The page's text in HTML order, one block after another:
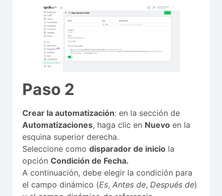
Paso 2
Crear la automatización: en la sección de
Automatizaciones, haga clic en Nuevo en la
esquina superior derecha.
Seleccione como disparador de inicio la
opción Condición de Fecha.
A continuación, debe elegir la condición para
el campo dinámico (Es, Antes de, Después de)